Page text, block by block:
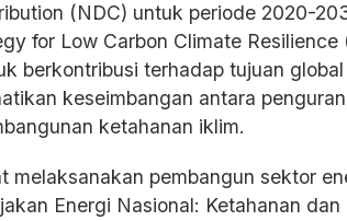
(NDC) untuk periode 2020-
for Low Carbon Climate Resilience
berkontribusi terhadap tujuan
keseimbangan antara
ketahanan iklim.
melaksanakan pembangun sektor
Energi Nasional: Ketahanan